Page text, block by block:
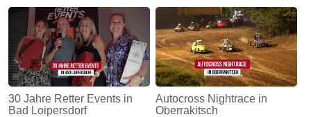
30 Jahre Retter Events in
Bad Loipersdorf
Autocross Nightrace in
Oberrakitsch